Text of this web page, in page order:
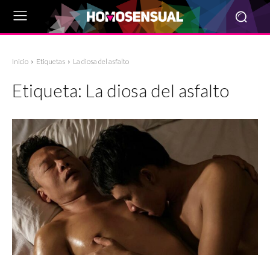
Inicio Etiquetas La diosa del asfalto
Etiqueta: La diosa del asfalto